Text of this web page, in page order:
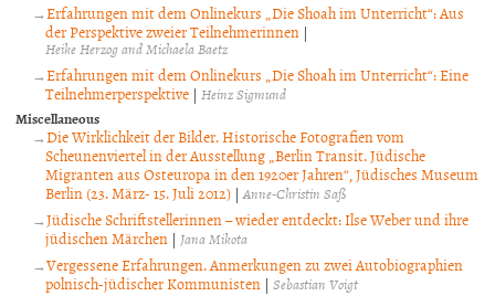
Erfahrungen mit dem Onlinekurs „Die Shoah im Unterricht“: Aus
der Perspektive zweier Teilnehmerinnen |
Heike Herzog and Michaela Baetz
Erfahrungen mit dem Onlinekurs „Die Shoah im Unterricht“: Eine
Teilnehmerperspektive | Heinz Sigmund
Miscellaneous
Die Wirklichkeit der Bilder. Historische Fotografien vom
Scheunenviertel in der Ausstellung „Berlin Transit. Jüdische
Migranten aus Osteuropa in den 1920er Jahren“, Jüdisches Museum
Berlin (23. März- 15. Juli 2012) |Anne-Christin Saß
Jüdische Schriftstellerinnen – wieder entdeckt: Ilse Weber und ihre
jüdischen Märchen | Jana Mikota
Vergessene Erfahrungen. Anmerkungen zu zwei Autobiographien
polnisch-jüdischer Kommunisten | Sebastian Voigt